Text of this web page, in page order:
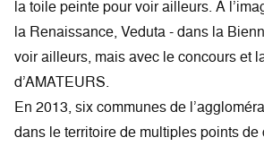
la toile peinte pour voir ailleurs. À
la Renaissance, Veduta - dans la
voir ailleurs, mais avec le concours et
d’AMATEURS.
En 2013, six communes de
dans le territoire de multiples points